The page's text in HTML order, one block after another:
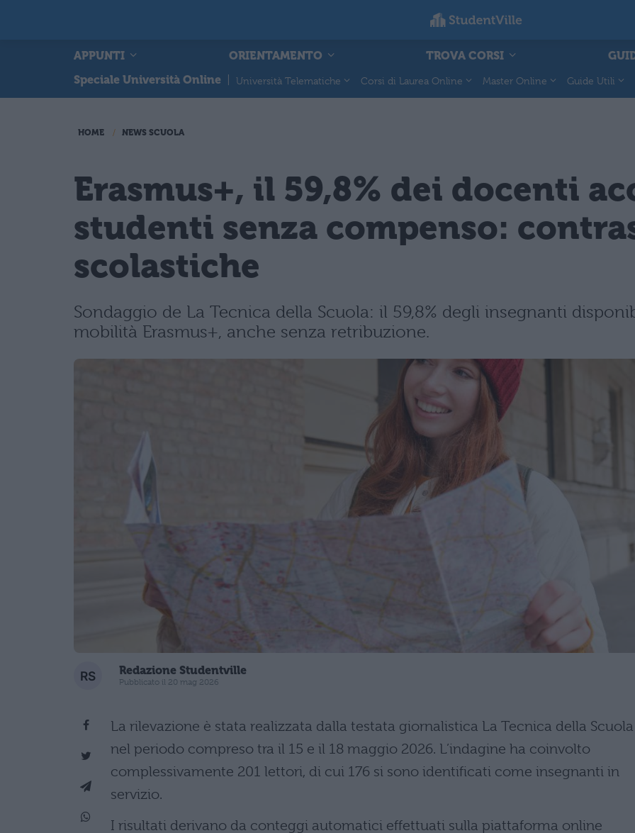
APPUNTI ORIENTAMENTO TROVA CORSI
Speciale Università Online
Università Telematiche Corsi di Laurea Online Master Online Guide Utili
HOME NEWS SCUOLA
Erasmus+, il 59,8% dei docenti
studenti senza compenso:
scolastiche
Sondaggio de La Tecnica della Scuola: il 59,8% degli insegnanti
mobilità Erasmus+, anche senza retribuzione.
Redazione Studentville
Pubblicato il 20 mag 2026
La rilevazione è stata realizzata dalla testata giornalistica La Tecnica della Scuola
nel periodo compreso tra il 15 e il 18 maggio 2026. L’indagine ha coinvolto
complessivamente 201 lettori, di cui 176 si sono identificati come insegnanti in
servizio.
I risultati derivano da conteggi automatici effettuati sulla piattaforma online